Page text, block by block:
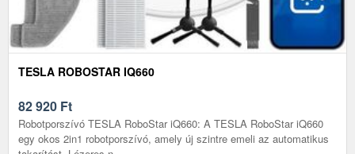
TESLA ROBOSTAR IQ660
82 920 Ft
Robotporszívó TESLA RoboStar iQ660: A TESLA RoboStar iQ660
egy okos 2in1 robotporszívó, amely új szintre emeli az automatikus